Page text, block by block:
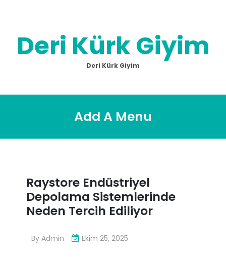
Deri Kürk Giyim
Deri Kürk Giyim
Add A Menu
Raystore Endüstriyel
Depolama Sistemlerinde
Neden Tercih Ediliyor
By Admin Ekim 25, 2025